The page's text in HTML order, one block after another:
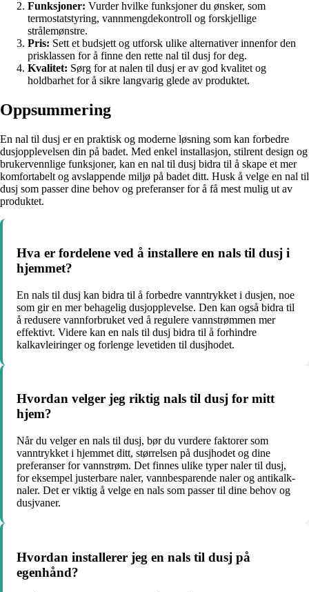
Funksjoner: Vurder hvilke funksjoner du ønsker, som
termostatstyring, vannmengdekontroll og forskjellige
strålemønstre.
Pris: Sett et budsjett og utforsk ulike alternativer innenfor den
prisklassen for å finne den rette nal til dusj for deg.
Kvalitet: Sørg for at nalen til dusj er av god kvalitet og
holdbarhet for å sikre langvarig glede av produktet.
Oppsummering
En nal til dusj er en praktisk og moderne løsning som kan forbedre
dusjopplevelsen din på badet. Med enkel installasjon, stilrent design og
brukervennlige funksjoner, kan en nal til dusj bidra til å skape et mer
komfortabelt og avslappende miljø på badet ditt. Husk å velge en nal til
dusj som passer dine behov og preferanser for å få mest mulig ut av
produktet.
Hva er fordelene ved å installere en nals til dusj i
hjemmet?
En nals til dusj kan bidra til å forbedre vanntrykket i dusjen, noe
som gir en mer behagelig dusjopplevelse. Den kan også bidra til
å redusere vannforbruket ved å regulere vannstrømmen mer
effektivt. Videre kan en nals til dusj bidra til å forhindre
kalkavleiringer og forlenge levetiden til dusjhodet.
Hvordan velger jeg riktig nals til dusj for mitt
hjem?
Når du velger en nals til dusj, bør du vurdere faktorer som
vanntrykket i hjemmet ditt, størrelsen på dusjhodet og dine
preferanser for vannstrøm. Det finnes ulike typer naler til dusj,
for eksempel justerbare naler, vannbesparende naler og antikalk-
naler. Det er viktig å velge en nals som passer til dine behov og
dusjvaner.
Hvordan installerer jeg en nals til dusj på
egenhånd?